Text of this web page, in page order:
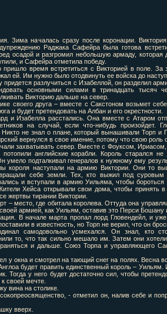
Зима началась сразу после коронации.
Раджака Сафейра была готова
осадой и разгромил небольшую армаду, которая
и Сафейра отметила победу.
время встретиться с Викторией в поле. За
ей. Им нужно было отодвинуть ее войска до
разлучиться с Изабеллой, он разделил
основными силами в тринадцать тысяч
Викторию дальше на север.
своего друга – вместе с Сакстоном возьмет
и будет претендовать на Албан и его окрестности.
и Изабелла расстались. Она вместе с Атаром
на случай, если что-нибудь произойдет.
не знал о плане, который вынашивали Торп и
вернулся в свое имение, потому что свою роль
захватывать север. Вместе с Фоуксом,
английские корабли. Король старался не
умело подталкивал генералов к нужному ему
короля наступали на армию Виктории. Они то
себе земли. Тех, кто выжил под суровым
и вступали в армию Уильяма, чтобы
Хейса открывали свои дома, чтобы принять
жертвы тирании Виктории.
– место, где обитала королева. Оттуда она
армией, как Уильям, оставив это Перси Бошану
В начале марта пропал лорд Гловендейл, и
в известность, но Торп не верил, что он
самодовольно усмехался. Он знал, кто
то, что так сильно мешало им. Затем они
и дальше. Союз Торпа и управляющего
у окна и смотрел на тающий снег на полях. Весна
будет править единственный король – Уильям.
Тогда у него будет достаточно сил, чтобы
своей мечте.
вина на столике.
- отметил он, налив себе и
вверх.